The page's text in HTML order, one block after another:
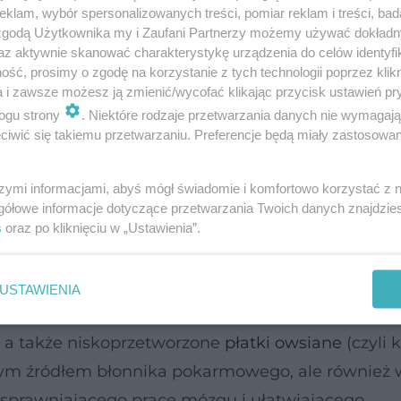
Umiarkowana i dostosowana do możliwości, ale
wpłynie korzystnie na odporność, wydolność
zmniejsza ryzyko złamań osteoporotycznych.
są kasze gruboziarniste (np. gryczana,
także niskoprzetworzone płatki owsiane (czyli
źródłem błonnika pokarmowego, ale również
wybór spersonalizowanych treści, pomiar reklam i treści,
Użytkownika my i Zaufani Partnerzy możemy używać
aktywnie skanować charakterystykę urządzenia do celów
prosimy o zgodę na korzystanie z tych technologii poprzez
i zawsze możesz ją zmienić/wycofać klikając przycisk ustawień
strony
. Niektóre rodzaje przetwarzania danych nie
się takiemu przetwarzaniu. Preferencje będą miały
informacjami, abyś mógł świadomie i komfortowo korzystać z
informacje dotyczące przetwarzania Twoich danych
oraz po kliknięciu w „Ustawienia”.
USTAWIENIA